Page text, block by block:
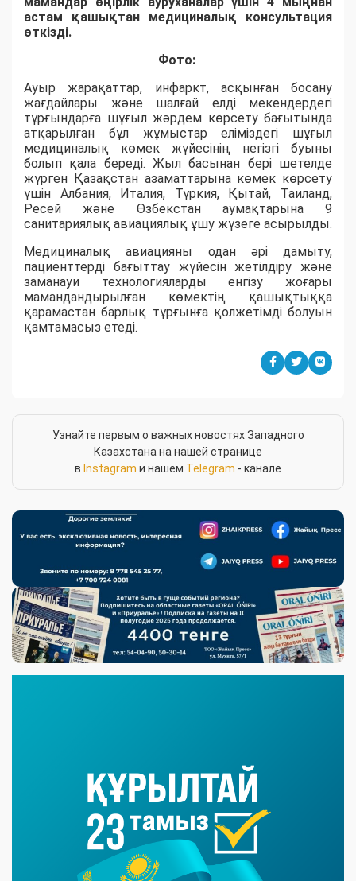
астам қашықтан медициналық консультация
өткізді.
Фото:
Ауыр жарақаттар, инфаркт, асқынған босану
жағдайлары және шалғай елді мекендердегі
тұрғындарға шұғыл жәрдем көрсету бағытында
атқарылған бұл жұмыстар еліміздегі шұғыл
медициналық көмек жүйесінің негізгі буыны
болып қала береді. Жыл басынан бері шетелде
жүрген Қазақстан азаматтарына көмек көрсету
үшін Албания, Италия, Түркия, Қытай, Таиланд,
Ресей және Өзбекстан аумақтарына 9
санитариялық авиациялық ұшу жүзеге асырылды.
Медициналық авиацияны одан әрі дамыту,
пациенттерді бағыттау жүйесін жетілдіру және
заманауи технологияларды енгізу жоғары
мамандандырылған көмектің қашықтыққа
қарамастан барлық тұрғынға қолжетімді болуын
қамтамасыз етеді.
Узнайте первым о важных новостях Западного
Казахстана на нашей странице
в Instagram и нашем Telegram - канале